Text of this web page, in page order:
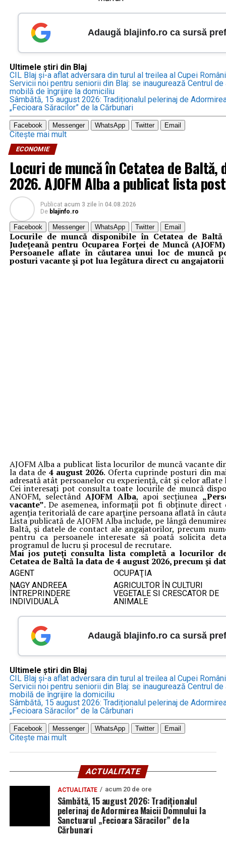
Adaugă blajinfo.ro ca sursă
Ultimele știri din Blaj
CIL Blaj și-a aflat adversara din turul al treilea al Cupei
Servicii noi pentru seniorii din Blaj: se inaugurează Centrul
mobilă de îngrijire la domiciliu
Sâmbătă, 15 august 2026: Tradiționalul pelerinaj de
„Fecioara Săracilor” de la Cărbunari
Facebook Messenger WhatsApp Twitter Email
Citește mai mult
ECONOMIE
Locuri de muncă în Cetatea de
2026. AJOFM Alba a publicat lista
Publicat acum 3 zile în 04.08.2026
De blajinfo.ro
Facebook Messenger WhatsApp Twitter Email
Locurile de muncă disponibile în Cetatea de
Județeană pentru Ocuparea Forței de Muncă
Persoanele aflate în căutarea unui loc de muncă
posturi vacante și pot lua legătura direct cu
AJOFM Alba a publicat lista locurilor de muncă vacante
la data de 4 august 2026. Oferta cuprinde posturi din
adresată atât persoanelor cu experiență, cât și celor
Cei interesați pot consulta toate locurile de muncă
ANOFM, selectândAJOFM Alba, apoi secțiunea
vacante”. De asemenea, informații pot fi obținute direct
agenția teritorială de care aparține persoana aflată în
Lista publicată de AJOFM Alba include, pe lângă
Baltă, și datele de contact ale angajatorilor, precum
pentru ca persoanele interesate să poată solicita
programul de lucru și procesul de recrutare.
Mai jos puteți consulta lista completă a locurilor
Cetatea de Baltă la data de 4 august 2026, precum și
AGENT
OCUPAŢIA
NAGY ANDREEA
ÎNTREPRINDERE
INDIVIDUALĂ
AGRICULTOR ÎN CULTURI
VEGETALE SI CRESCATOR DE
ANIMALE
Adaugă blajinfo.ro ca sursă
Ultimele știri din Blaj
CIL Blaj și-a aflat adversara din turul al treilea al Cupei
Servicii noi pentru seniorii din Blaj: se inaugurează Centrul
mobilă de îngrijire la domiciliu
Sâmbătă, 15 august 2026: Tradiționalul pelerinaj de
„Fecioara Săracilor” de la Cărbunari
Facebook Messenger WhatsApp Twitter Email
Citește mai mult
ACTUALITATE
ACTUALITATE acum 20 de ore
Sâmbătă, 15 august 2026: Tradiționalul
pelerinaj de Adormirea Maicii Domnului la
Sanctuarul „Fecioara Săracilor” de la
Cărbunari